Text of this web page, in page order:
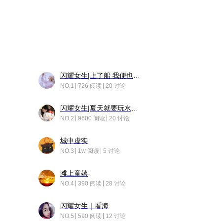
NO.1 726 阅读 20 讨论
NO.2 9600 阅读 20 讨论
城中虚实
NO.3 1w 阅读 5 讨论
滩上童嬉
NO.4 390 阅读 28 讨论
闪耀女生｜看海
NO.5 590 阅读 12 讨论